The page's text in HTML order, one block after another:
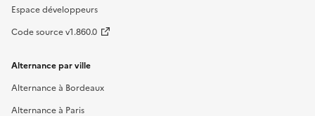
Espace développeurs
Code source v1.860.0
Alternance par ville
Alternance à Bordeaux
Alternance à Paris